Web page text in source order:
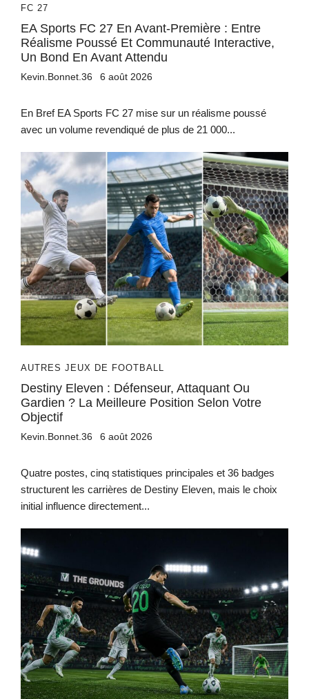
FC 27
EA Sports FC 27 En Avant-Première : Entre
Réalisme Poussé Et Communauté Interactive,
Un Bond En Avant Attendu
Kevin.Bonnet.36 6 août 2026
En Bref EA Sports FC 27 mise sur un réalisme poussé
avec un volume revendiqué de plus de 21 000...
AUTRES JEUX DE FOOTBALL
Destiny Eleven : Défenseur, Attaquant Ou
Gardien ? La Meilleure Position Selon Votre
Objectif
Kevin.Bonnet.36 6 août 2026
Quatre postes, cinq statistiques principales et 36 badges
structurent les carrières de Destiny Eleven, mais le choix
initial influence directement...